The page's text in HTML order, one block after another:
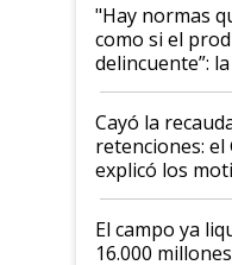
"Hay normas
como si el
delincuente”:
al Congreso
habló del
Cayó la
retenciones: el
explicó los
El campo ya
16.000